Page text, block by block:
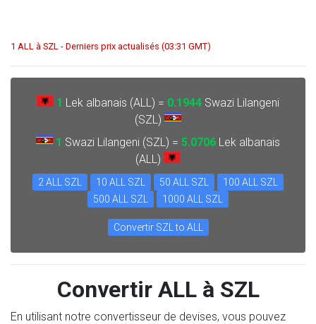
1 ALL à SZL - Derniers prix actualisés (03:31 GMT)
1 Lek albanais (ALL) = 0.1944 Swazi Lilangeni
(SZL)
1 Swazi Lilangeni (SZL) = 5.0706 Lek albanais
(ALL)
2 ALL SZL 10 ALL SZL 50 ALL SZL
100 ALL SZL
500 ALL SZL
1000 ALL SZL
Convertir SZL to ALL
Convertir ALL à SZL
En utilisant notre convertisseur de devises, vous pouvez